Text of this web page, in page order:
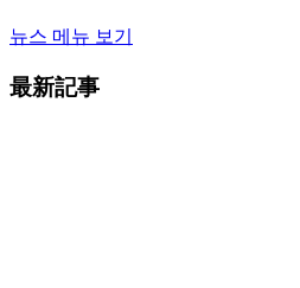
뉴스 메뉴 보기
最新記事